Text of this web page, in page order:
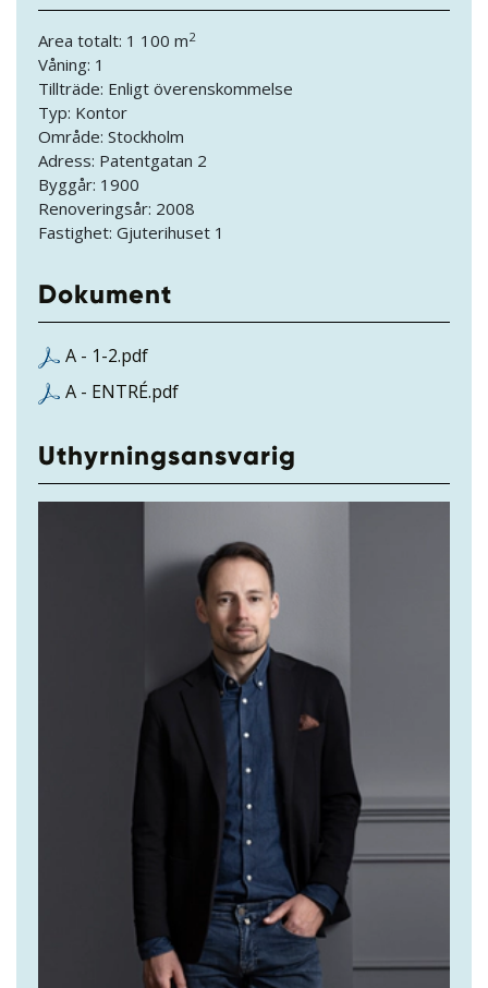
Area totalt: 1 100 m2
Våning: 1
Tillträde: Enligt överenskommelse
Typ: Kontor
Område: Stockholm
Adress: Patentgatan 2
Byggår: 1900
Renoveringsår: 2008
Fastighet: Gjuterihuset 1
Dokument
A - 1-2.pdf
A - ENTRÉ.pdf
Uthyrningsansvarig